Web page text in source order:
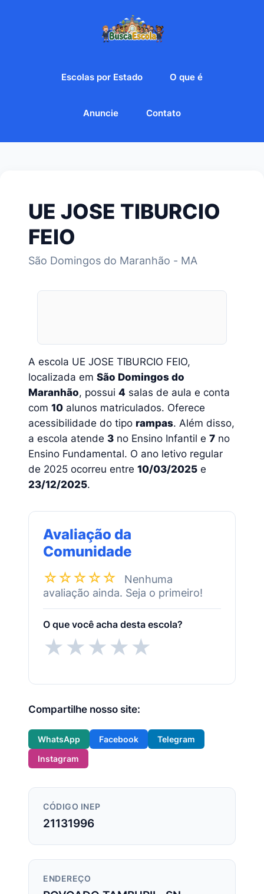
Escolas por Estado O que é
Anuncie Contato
UE JOSE TIBURCIO
FEIO
São Domingos do Maranhão - MA
A escola UE JOSE TIBURCIO FEIO,
localizada em São Domingos do
Maranhão, possui 4 salas de aula e conta
com 10 alunos matriculados. Oferece
acessibilidade do tipo rampas. Além disso,
a escola atende 3 no Ensino Infantil e 7 no
Ensino Fundamental. O ano letivo regular
de 2025 ocorreu entre 10/03/2025 e
23/12/2025.
Avaliação da
Comunidade
☆☆☆☆☆
Nenhuma
avaliação ainda. Seja o primeiro!
O que você acha desta escola?
★★★★★
Compartilhe nosso site:
WhatsApp Facebook
Telegram
Instagram
CÓDIGO INEP
21131996
ENDEREÇO